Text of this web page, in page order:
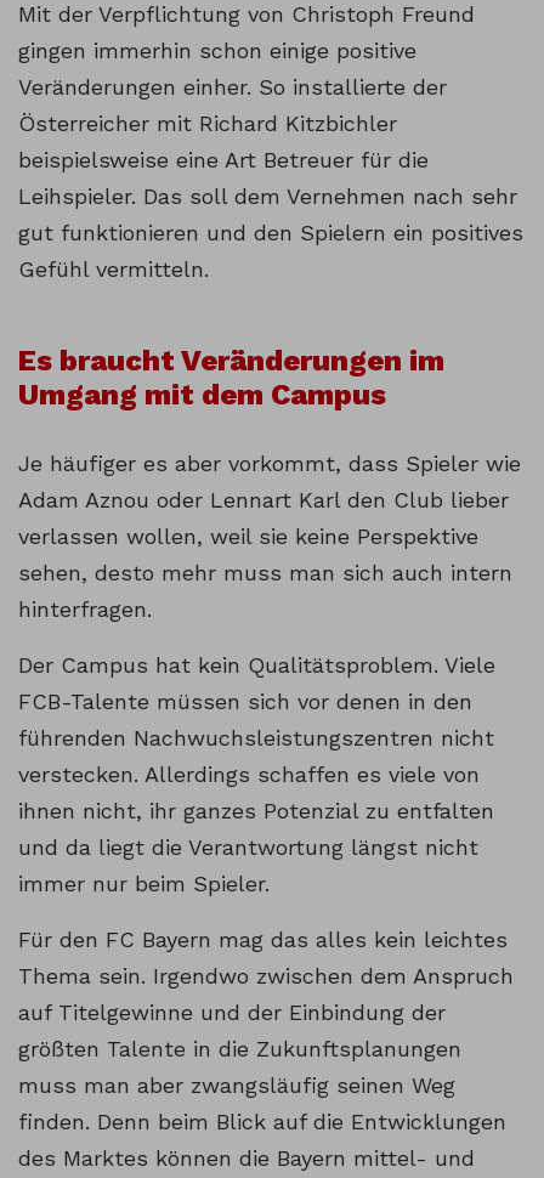
Mit der Verpflichtung von Christoph Freund
gingen immerhin schon einige positive
Veränderungen einher. So installierte der
Österreicher mit Richard Kitzbichler
beispielsweise eine Art Betreuer für die
Leihspieler. Das soll dem Vernehmen nach sehr
gut funktionieren und den Spielern ein positives
Gefühl vermitteln.
Es braucht Veränderungen im
Umgang mit dem Campus
Je häufiger es aber vorkommt, dass Spieler wie
Adam Aznou oder Lennart Karl den Club lieber
verlassen wollen, weil sie keine Perspektive
sehen, desto mehr muss man sich auch intern
hinterfragen.
Der Campus hat kein Qualitätsproblem. Viele
FCB-Talente müssen sich vor denen in den
führenden Nachwuchsleistungszentren nicht
verstecken. Allerdings schaffen es viele von
ihnen nicht, ihr ganzes Potenzial zu entfalten
und da liegt die Verantwortung längst nicht
immer nur beim Spieler.
Für den FC Bayern mag das alles kein leichtes
Thema sein. Irgendwo zwischen dem Anspruch
auf Titelgewinne und der Einbindung der
größten Talente in die Zukunftsplanungen
muss man aber zwangsläufig seinen Weg
finden. Denn beim Blick auf die Entwicklungen
des Marktes können die Bayern mittel- und